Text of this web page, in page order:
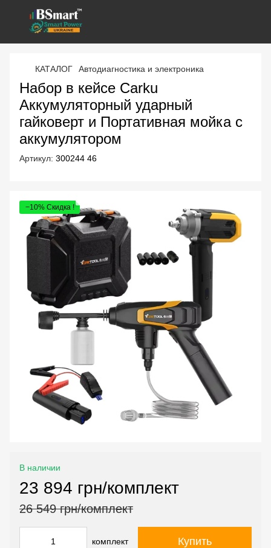
КАТАЛОГ Автодиагностика и электроника
Набор в кейсе Carku
Аккумуляторный ударный
гайковерт и Портативная мойка с
аккумулятором
Артикул: 300244 46
−10% Скидка !
В наличии
23 894 грн/комплект
26 549 грн/комплект
комплект Купить